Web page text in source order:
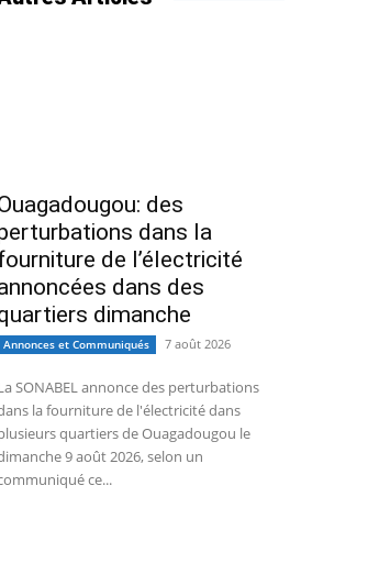
des
dans la
de l’électricité
dans des
dimanche
Annonces et Communiqués 7 août 2026
SONABEL annonce des perturbations
la fourniture de l'électricité dans
quartiers de Ouagadougou le
9 août 2026, selon un
ce...